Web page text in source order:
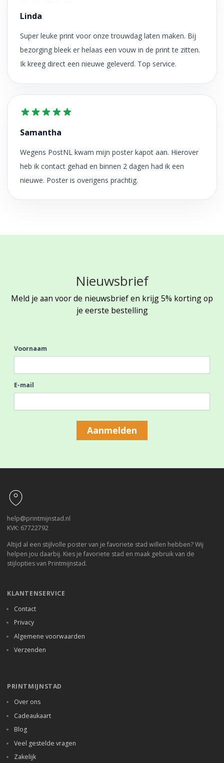
Linda
Super leuke print voor onze trouwdag laten maken. Bij
bezorging bleek er helaas een vouw in de print te zitten.
Ik kreeg direct een nieuwe geleverd. Top service.
Samantha
Wegens PostNL kwam mijn poster kapot aan. Hierover
heb ik contact gehad en binnen 2 dagen had ik een
nieuwe. Poster is overigens prachtig.
Nieuwsbrief
Meld je aan voor de nieuwsbrief en krijg 5% korting op
je eerste bestelling
Voornaam
E-mail
Aanmelden
help@printmijnstad.nl
KVK: 67722792
Altijd al een stijlvolle poster van je favoriete stad willen hebben? Wij
helpen jou daarbij. Kies je favoriete stad en maak gebruik van de
stijlopties van Printmijnstad.
KLANTENSERVICE
Contact
Privacy
Algemene voorwaarden
Verzenden
PRINTMIJNSTAD
Over ons
Cadeaukaart
Blog
Veel gestelde vragen
Zakelijk